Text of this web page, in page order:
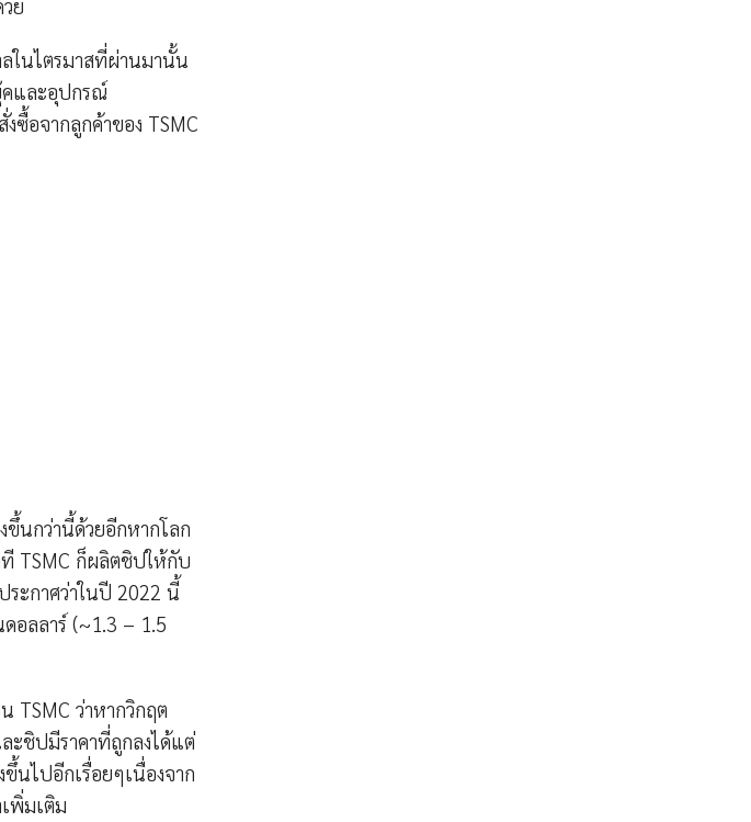
ย
ในไตรมาสที่ผ่านมานั้น
คและอุปกรณ์
ซื้อจากลูกค้าของ TSMC
ขึ้นกว่านี้ด้วยอีกหากโลก
TSMC ก็ผลิตชิปให้กับ
ระกาศว่าในปี 2022 นี้
อลลาร์ (~1.3 – 1.5
TSMC ว่าหากวิกฤต
ชิปมีราคาที่ถูกลงได้แต่
นไปอีกเรื่อยๆเนื่องจาก
พิ่มเติม